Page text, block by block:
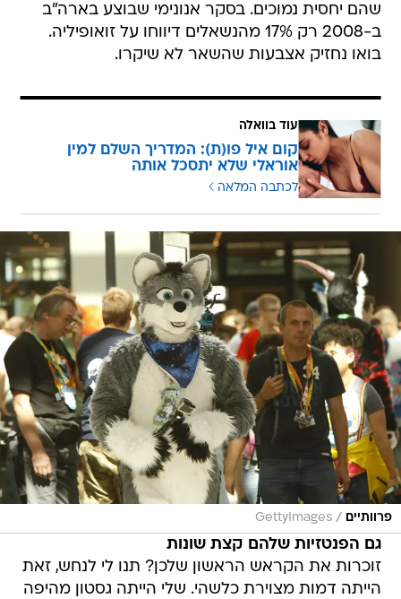
שהם יחסית נמוכים. בסקר אנונימי שבוצע בארה"ב
ב-2008 רק 17% מהנשאלים דיווחו על זואופיליה.
בואו נחזיק אצבעות שהשאר לא שיקרו.
עוד בוואלה
קום איל פו(ת): המדריך השלם למין
אוראלי שלא יתסכל אותה
לכתבה המלאה
פרוותיים /
GettyImages
גם הפנטזיות שלהם קצת שונות
זוכרות את הקראש הראשון שלכן? תנו לי לנחש, זאת
הייתה דמות מצוירת כלשהי. שלי הייתה גסטון מהיפה